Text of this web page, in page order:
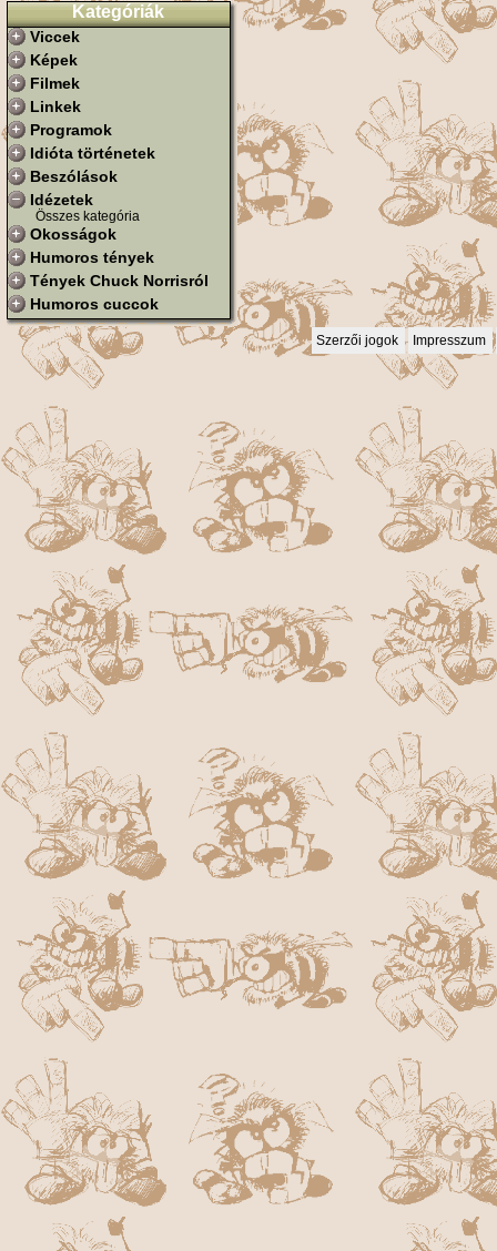
Kategóriák
Viccek
Képek
Filmek
Linkek
Programok
Idióta történetek
Beszólások
Idézetek
Összes kategória
Okosságok
Humoros tények
Tények Chuck Norrisról
Humoros cuccok
Szerzői jogok Impresszum